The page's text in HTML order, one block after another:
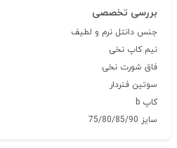
بررسی تخصصی
جنس دانتل نرم و لطیف
نیم کاپ نخی
فاق شورت نخی
سوتین فنردار
کاپ b
سایز 75/80/85/90